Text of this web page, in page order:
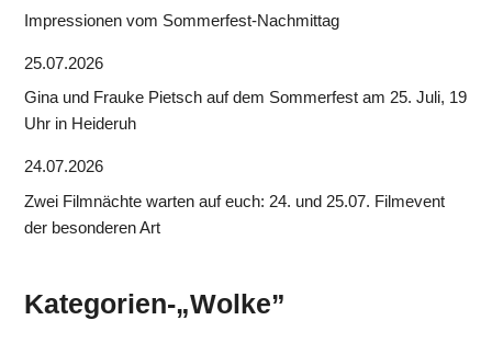
Impressionen vom Sommerfest-Nachmittag
25.07.2026
Gina und Frauke Pietsch auf dem Sommerfest am 25. Juli, 19
Uhr in Heideruh
24.07.2026
Zwei Filmnächte warten auf euch: 24. und 25.07. Filmevent
der besonderen Art
Kategorien-„Wolke”